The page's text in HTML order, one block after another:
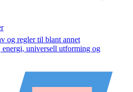
og regler til blant annet
energi, universell utforming og